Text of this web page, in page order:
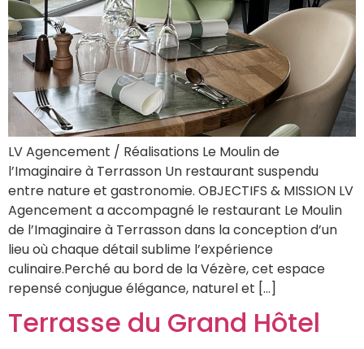
LV Agencement / Réalisations Le Moulin de
l’Imaginaire à Terrasson Un restaurant suspendu
entre nature et gastronomie. OBJECTIFS & MISSION LV
Agencement a accompagné le restaurant Le Moulin
de l’Imaginaire à Terrasson dans la conception d’un
lieu où chaque détail sublime l’expérience
culinaire.Perché au bord de la Vézère, cet espace
repensé conjugue élégance, naturel et […]
Terrasse du Grand Hôtel